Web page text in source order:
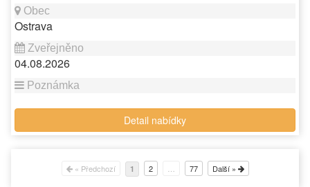
Ostrava
04.08.2026
Detail nabídky
« Předchozí 1 2 77 Další »